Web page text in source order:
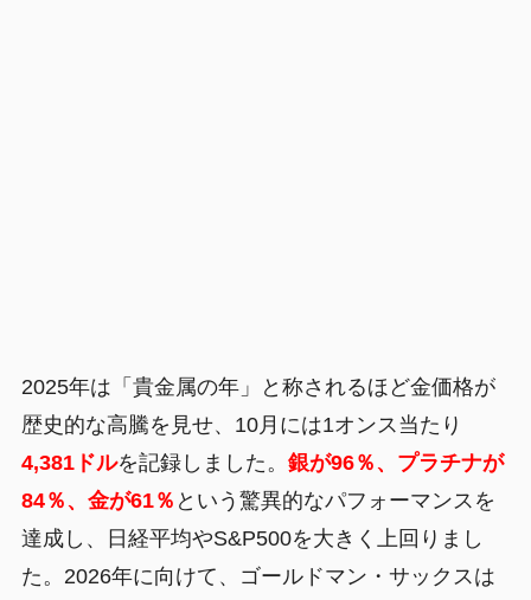
2025年は「貴金属の年」と称されるほど金価格が
歴史的な高騰を見せ、10月には1オンス当たり
4,381ドルを記録しました。 銀が96％、プラチナが
84％、金が61％ という驚異的なパフォーマンスを
達成し、日経平均やS&P500を大きく上回りまし
た。2026年に向けて、ゴールドマン・サックスは